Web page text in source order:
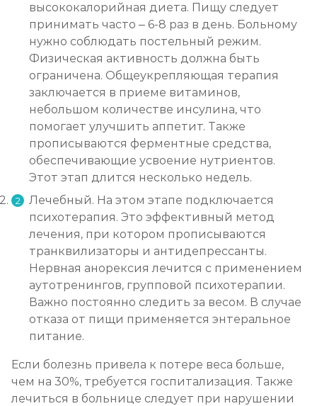
высококалорийная диета. Пищу следует
принимать часто – 6-8 раз в день. Больному
нужно соблюдать постельный режим.
Физическая активность должна быть
ограничена. Общеукрепляющая терапия
заключается в приеме витаминов,
небольшом количестве инсулина, что
помогает улучшить аппетит. Также
прописываются ферментные средства,
обеспечивающие усвоение нутриентов.
Этот этап длится несколько недель.
Лечебный. На этом этапе подключается
психотерапия. Это эффективный метод
лечения, при котором прописываются
транквилизаторы и антидепрессанты.
Нервная анорексия лечится с применением
аутотренингов, групповой психотерапии.
Важно постоянно следить за весом. В случае
отказа от пищи применяется энтеральное
питание.
Если болезнь привела к потере веса больше,
чем на 30%, требуется госпитализация. Также
лечиться в больнице следует при нарушении